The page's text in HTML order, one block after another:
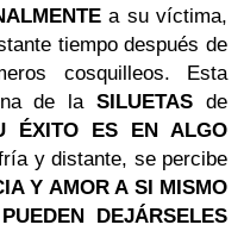
a su víctima,
tiempo después de
cosquilleos. Esta
de laSILUETAS de
ÉXITO ES EN ALGO
y distante, se percibe
Y AMOR A SI MISMO
DEJÁRSELES